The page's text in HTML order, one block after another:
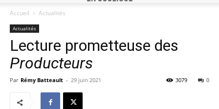
Accueil Actualités
Actualités
Lecture prometteuse des
Producteurs
Par Rémy Batteault - 29 juin 2021 0
3079